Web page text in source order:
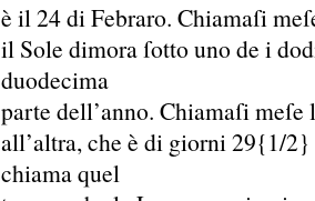
è il 24 di Febraro. Chiamaſi
il Sole dimora ſotto uno de i
duodecima
parte dell’anno. Chiamaſi
all’altra, che è di giorni 29{1/
chiama quel